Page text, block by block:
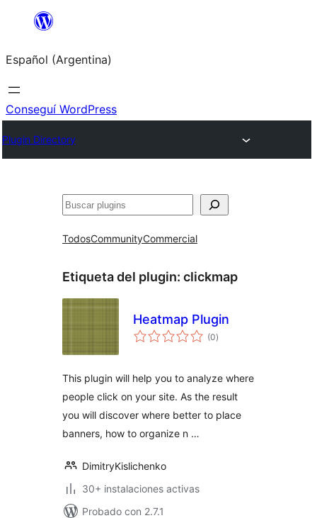
Saltar
contenido
Español (Argentina)
Conseguí WordPress
Plugin Directory
Buscar
TodosCommunityCommercial
Etiqueta del plugin: clickmap
Heatmap Plugin
(0total
de
)
This plugin will help you to analyze where
people click on your site. As the result
you will discover where better to place
banners, how to organize n …
DimitryKislichenko
30+ instalaciones activas
Probado con 2.7.1